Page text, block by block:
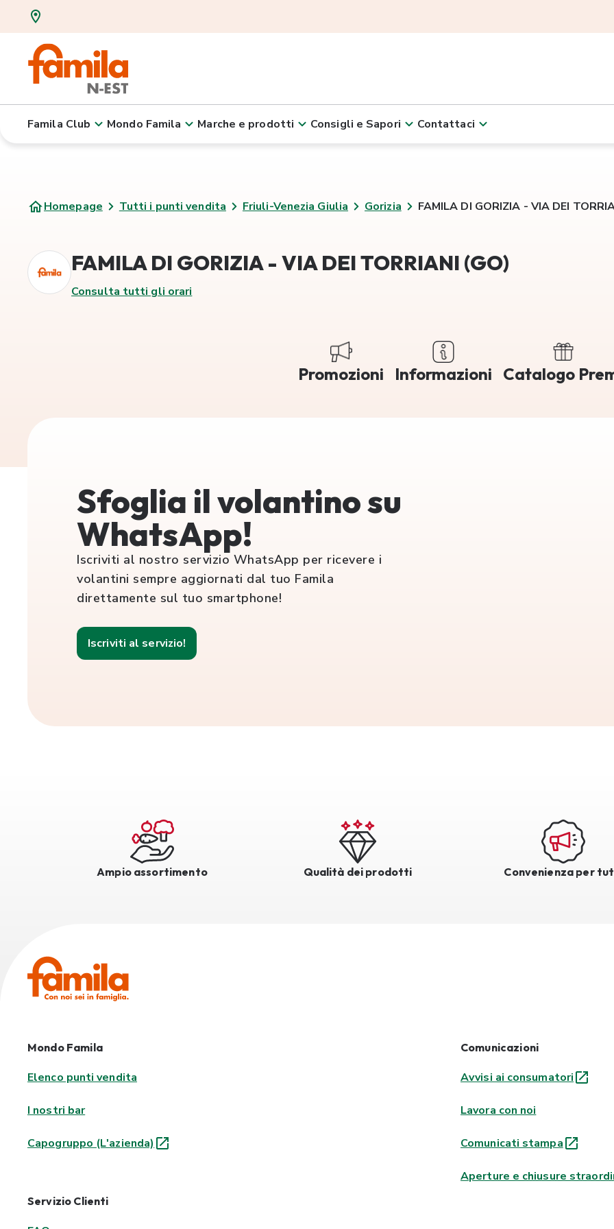
Famila Club Mondo Famila Marche e prodotti Consigli e Sapori Contattaci
Homepage Tutti i punti vendita Friuli-Venezia Giulia Gorizia FAMILA DI GORIZIA - VIA DEI
FAMILA DI GORIZIA - VIA DEI TORRIANI (GO)
Consulta tutti gli orari
Promozioni Informazioni Catalogo
Sfoglia il volantino su
WhatsApp!
Iscriviti al nostro servizio WhatsApp per ricevere i
volantini sempre aggiornati dal tuo Famila
direttamente sul tuo smartphone!
Iscriviti al servizio!
Ampio assortimento Qualità dei prodotti Convenienza per
Mondo Famila
Elenco punti vendita
I nostri bar
Capogruppo (L'azienda)
Comunicazioni
Avvisi ai consumatori
Lavora con noi
Comunicati stampa
Aperture e chiusure
Servizio Clienti